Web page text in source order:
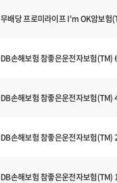
무배당 프로미라이프 I'm OK암보험
DB손해보험 참좋은운전자보험(TM)
DB손해보험 참좋은운전자보험(TM)
DB손해보험 참좋은운전자보험(TM)
DB손해보험 참좋은운전자보험(TM)